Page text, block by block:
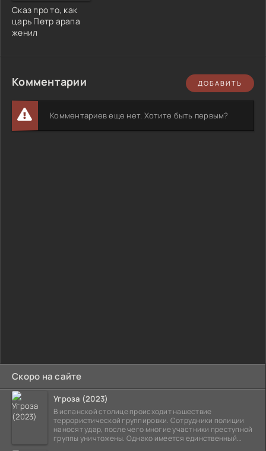
Скоро на сайте
Угроза (2023)
В испанской столице происходит нашествие
террористической группировки. Сотрудники полиции
наносят удар, после чего многие участники преступной
группы уничтожены. Однако имеется единственный
Сказ про то, как
царь Петр арапа
женил
Комментарии ДОБАВИТЬ
Комментариев еще нет. Хотите быть первым?